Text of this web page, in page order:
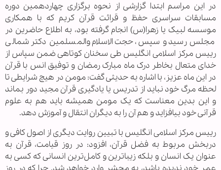
در این مراسم ابتدا گزارشی از نحوه برگزاری چهاردهمین دوره
مسابقات سراسری حفظ و قرائت قرآن کریم که با همکاری
موسسه لبیک یا زهرا(س) انجام گرفته بود، به اطلاع حاضرین در
مجلس رسید و سپس، حجت الاسلام والمسلمین دکتر شمالی
رییس مرکز اسلامی انگلیس طی سخنان کوتاهی ضمن سپاس از
خدای متعال بخاطر درک ماه مبارک رمضان و توفیق انس با قرآن
در این ماه عزیز، با اشاره به حدیثی گفت: مومن در هیچ شرایطی تا
لحظه مرگ خود نباید از تدریس یا یادگیری قرآن مجید دور بماند
و این بدین معناست که یک مومن همیشه باید هم به علوم
قرآنی خود بیافزاید و هم آن را به دیگران انتقال و آموزش دهد.
رییس مرکز اسلامی انگلیس با تبیین روایت دیگری از اصول کافی و
دربخش مربوط به فضل قرآن، افزود: در روز قیامت، قرآن به
عنوان یک انسان و بلکه زیبا‌ترین و کامل‌ترین انسانی که کسی به